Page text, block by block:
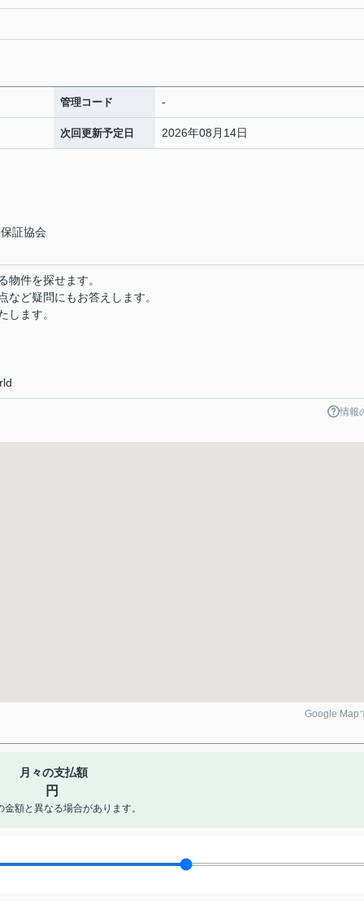
管理コード -
次回更新予定日 2026年08月14日
証協会
物件を探せます。
ど疑問にもお答えします。
します。
情報
Google Map
月々の支払額
円
額と異なる場合があります。